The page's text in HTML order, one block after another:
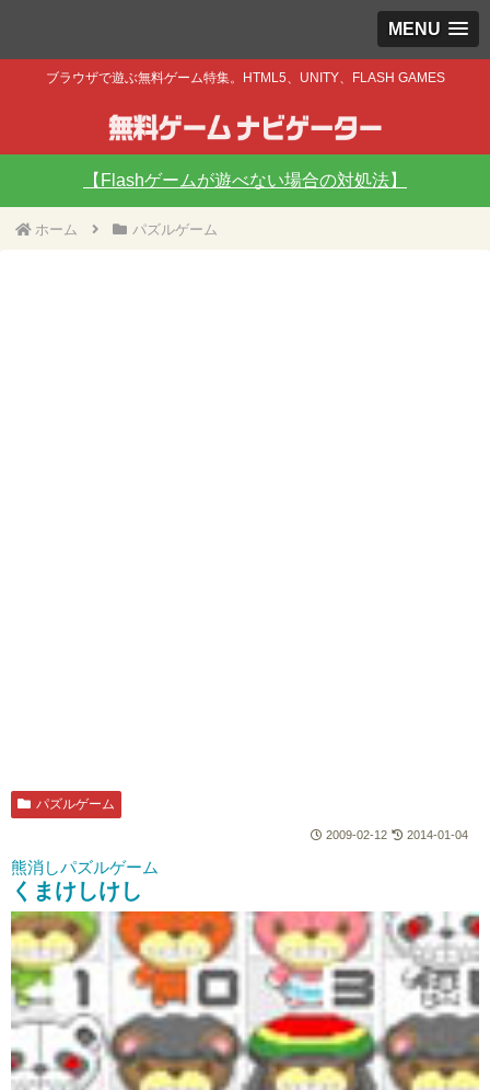
MENU
ブラウザで遊ぶ無料ゲーム特集。HTML5、UNITY、FLASH GAMES
【Flashゲームが遊べない場合の対処法】
ホーム パズルゲーム
パズルゲーム
2009-02-12 2014-01-04
熊消しパズルゲーム
くまけしけし